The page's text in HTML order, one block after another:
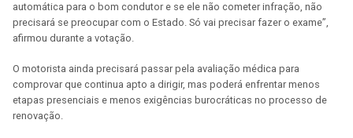
automática para o bom condutor e se ele não cometer infração, não
precisará se preocupar com o Estado. Só vai precisar fazer o exame”,
afirmou durante a votação.
O motorista ainda precisará passar pela avaliação médica para
comprovar que continua apto a dirigir, mas poderá enfrentar menos
etapas presenciais e menos exigências burocráticas no processo de
renovação.